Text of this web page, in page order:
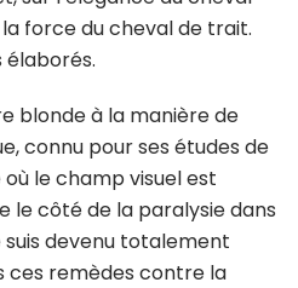
force du cheval de trait.
élaborés.
blonde à la manière de
connu pour ses études de
le champ visuel est
le côté de la paralysie dans
suis devenu totalement
ces remèdes contre la